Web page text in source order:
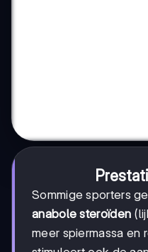
Sommige sporters
anabole steroïden
meer spiermassa